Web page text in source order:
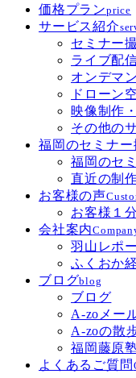
価格プランprice
サービス紹介
セミナー
ライブ配
オンデマ
ドローン
映像制作
その他の
福岡のセミナ
福岡のセ
直近の制
お客様の声
お客様１
会社案内
羽山レポ
ふくおか
ブログblog
ブログ
A-zoメー
A-zoの散
福岡藤原
よくあるご質問